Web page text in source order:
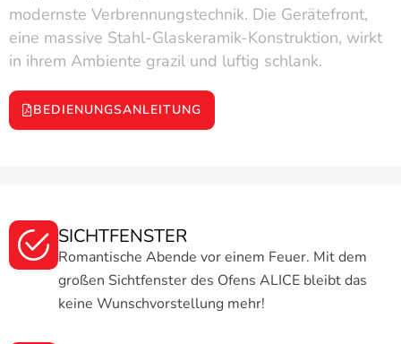
modernste Verbrennungstechnik. Die Gerätefront,
eine massive Stahl-Glaskeramik-Konstruktion, wirkt
in ihrem Ambiente grazil und luftig schlank.
BEDIENUNGSANLEITUNG
SICHTFENSTER
Romantische Abende vor einem Feuer. Mit dem
großen Sichtfenster des Ofens ALICE bleibt das
keine Wunschvorstellung mehr!